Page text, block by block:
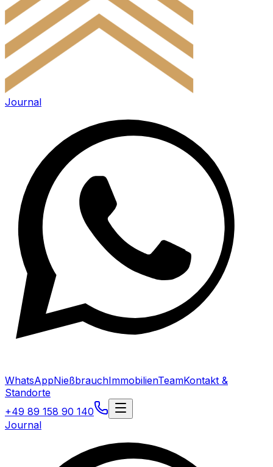
Journal
WhatsAppNießbrauchImmobilienTeamKontakt &
Standorte
+49 89 158 90 140
Journal